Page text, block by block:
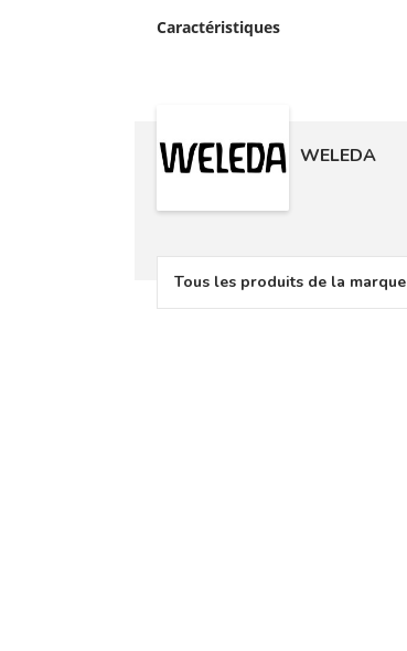
Caractéristiques
WELEDA
Tous les produits de la marque